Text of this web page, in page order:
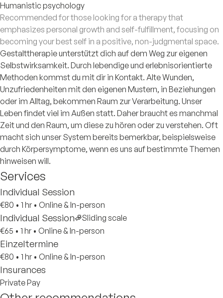
Humanistic psychology
Recommended for those looking for a therapy that
emphasizes personal growth and self-fulfillment, focusing on
becoming your best self in a positive, non-judgmental space.
Gestalttherapie unterstützt dich auf dem Weg zur eigenen
Selbstwirksamkeit. Durch lebendige und erlebnisorientierte
Methoden kommst du mit dir in Kontakt. Alte Wunden,
Unzufriedenheiten mit den eigenen Mustern, in Beziehungen
oder im Alltag, bekommen Raum zur Verarbeitung. Unser
Leben findet viel im Außen statt. Daher braucht es manchmal
Zeit und den Raum, um diese zu hören oder zu verstehen. Oft
macht sich unser System bereits bemerkbar, beispielsweise
durch Körpersymptome, wenn es uns auf bestimmte Themen
hinweisen will.
Services
Individual Session
€80 • 1 hr • Online & In-person
Individual Session
Sliding scale
€65 • 1 hr • Online & In-person
Einzeltermine
€80 • 1 hr • Online & In-person
Insurances
Private Pay